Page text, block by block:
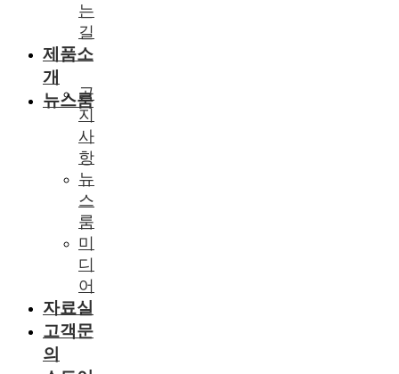
는
길
제품소
개
뉴스룸
공
지
사
항
뉴
스
룸
미
디
어
자료실
고객문
의